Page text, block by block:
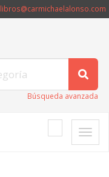
libros@carmichaelalonso.com
Búsqueda avanzada
Toggle